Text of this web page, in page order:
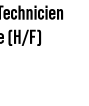
(H/F)